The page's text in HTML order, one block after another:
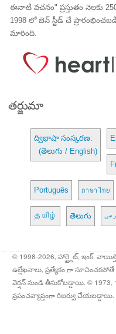
ఈనాటి వచనం" ప్రస్తుతం నెలకు
1998 లో బెన్ స్టీడ్ చే
మారింది.
తర్జుమా
ద్విభాషా సంస్కరణ:
(తెలుగు / English)
Português ภาษาไทย
தமிழ் తెలుగు
© 1998-2026, హార్ట్లైట్, ఇంక్.
ఉల్లేఖనాలు, ప్రత్యేకం గా
వెర్షన్ నుండి తీసుకోబడ్డాయి. © 1973,
ప్రపంచవ్యాప్తంగా రిజర్వు చేయబడ్డాయి.